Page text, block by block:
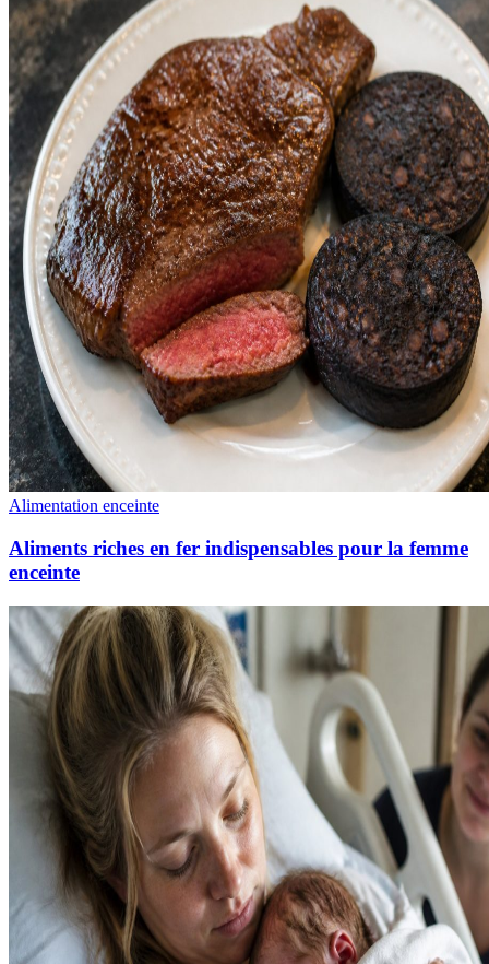
Alimentation enceinte
Aliments riches en fer indispensables pour la femme
enceinte